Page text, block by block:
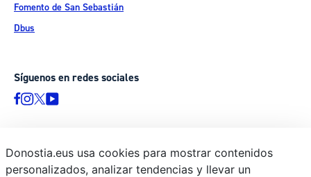
Fomento de San Sebastián
Dbus
Síguenos en redes sociales
© Donostiako Udala - Ayuntamiento de Donostia / San Sebastián
Ijentea 1, 20003 Donostia / San Sebastián
Donostia.eus usa cookies para mostrar contenidos
personalizados, analizar tendencias y llevar un